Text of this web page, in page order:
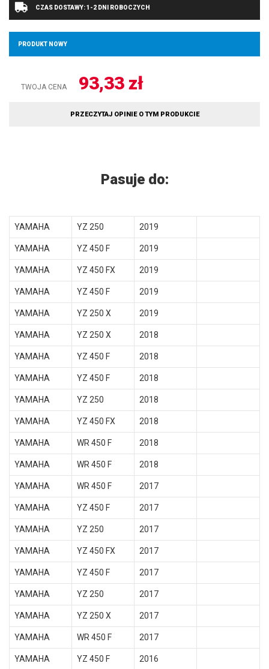
CZAS DOSTAWY: 1-2 DNI ROBOCZYCH
PRODUKT NOWY
TWOJA CENA 93,33 zł
PRZECZYTAJ OPINIE O TYM PRODUKCIE
Pasuje do:
YAMAHA YZ 250 2019
YAMAHA YZ 450 F 2019
YAMAHA YZ 450 FX 2019
YAMAHA YZ 450 F 2019
YAMAHA YZ 250 X 2019
YAMAHA YZ 250 X 2018
YAMAHA YZ 450 F 2018
YAMAHA YZ 450 F 2018
YAMAHA YZ 250 2018
YAMAHA YZ 450 FX 2018
YAMAHA WR 450 F 2018
YAMAHA WR 450 F 2018
YAMAHA WR 450 F 2017
YAMAHA YZ 450 F 2017
YAMAHA YZ 250 2017
YAMAHA YZ 450 FX 2017
YAMAHA YZ 450 F 2017
YAMAHA YZ 250 2017
YAMAHA YZ 250 X 2017
YAMAHA WR 450 F 2017
YAMAHA YZ 450 F 2016